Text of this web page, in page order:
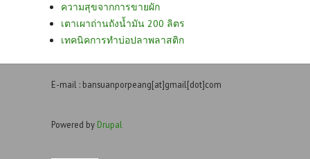
ความสุขจากการขายผัก
เตาเผาถ่านถังน้ำมัน 200 ลิตร
เทคนิคการทำบ่อปลาพลาสติก
E-mail : bansuanporpeang[at]gmail[dot]com
Powered by Drupal